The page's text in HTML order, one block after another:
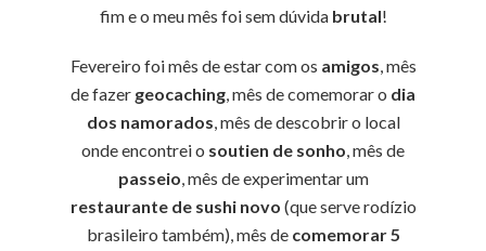
fim e o meu mês foi sem dúvidabrutal!
Fevereiro foi mês de estar com os amigos, mês
de fazer geocaching, mês de comemorar o dia
dos namorados, mês de descobrir o local
onde encontrei o soutien de sonho, mês de
passeio, mês de experimentar um
restaurante de sushi novo (que serve rodízio
brasileiro também), mês de comemorar 5